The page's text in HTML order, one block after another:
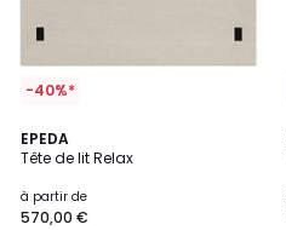
-40%*
EPEDA
Tête de lit Relax
à partir de
570,00 €
3
Couleurs